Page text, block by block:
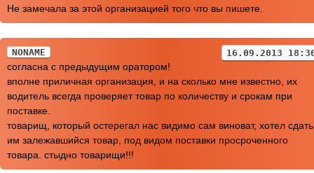
Не замечала за этой организацией того что вы пишете.
NONAME 16.09.2013
согласна с предыдущим оратором!
вполне приличная организация, и на сколько мне известно, их
водитель всегда проверяет товар по количеству и срокам при
поставке.
товарищ, который остерегал нас видимо сам виноват, хотел сдать
им залежавшийся товар, под видом поставки просроченного
товара. стыдно товарищи!!!